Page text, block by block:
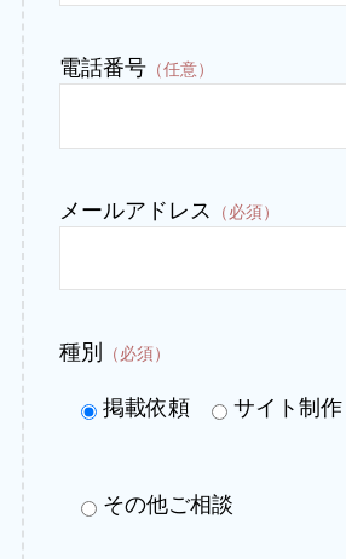
電話番号（任意）
メールアドレス （必須）
種別 （必須）
掲載依頼 サイト制作
その他ご相談